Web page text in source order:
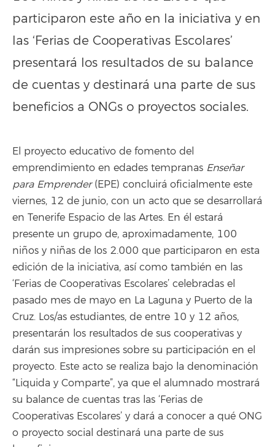
participaron este año en la iniciativa y en
las ‘Ferias de Cooperativas Escolares’
presentará los resultados de su balance
de cuentas y destinará una parte de sus
beneficios a ONGs o proyectos sociales.
El proyecto educativo de fomento del
emprendimiento en edades tempranas Enseñar
para Emprender(EPE) concluirá oficialmente este
viernes, 12 de junio, con un acto que se desarrollará
en Tenerife Espacio de las Artes. En él estará
presente un grupo de, aproximadamente, 100
niños y niñas de los 2.000 que participaron en esta
edición de la iniciativa, así como también en las
‘Ferias de Cooperativas Escolares’ celebradas el
pasado mes de mayo en La Laguna y Puerto de la
Cruz. Los/as estudiantes, de entre 10 y 12 años,
presentarán los resultados de sus cooperativas y
darán sus impresiones sobre su participación en el
proyecto. Este acto se realiza bajo la denominación
“Liquida y Comparte”, ya que el alumnado mostrará
su balance de cuentas tras las ‘Ferias de
Cooperativas Escolares’ y dará a conocer a qué ONG
o proyecto social destinará una parte de sus